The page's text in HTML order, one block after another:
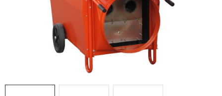
AKUMULAČNÍ KAMNA
OUTLET